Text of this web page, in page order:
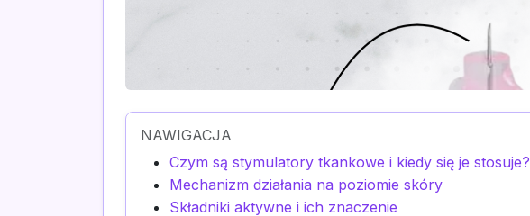
NAWIGACJA
Czym są stymulatory tkankowe i kiedy się je stosuje?
Mechanizm działania na poziomie skóry
Składniki aktywne i ich znaczenie